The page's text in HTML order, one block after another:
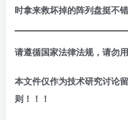
时拿来救坏掉的阵列盘挺不
请遵循国家法律法规，请勿
本文件仅作为技术研究讨论
则！！！